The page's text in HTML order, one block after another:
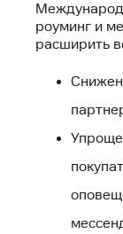
роуминг и
расширить